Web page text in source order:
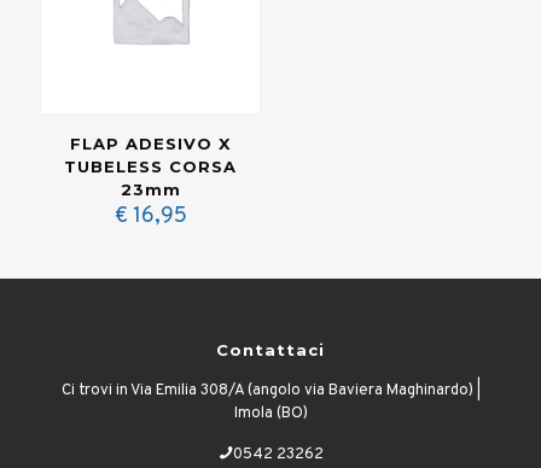
FLAP ADESIVO X
TUBELESS CORSA
23mm
€ 16,95
Contattaci
Ci trovi in Via Emilia 308/A (angolo via Baviera Maghinardo) |
Imola (BO)
0542 23262